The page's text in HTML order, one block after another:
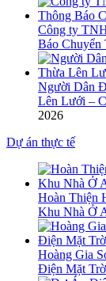
Công ty
Báo Chuyển
Người Dân
Lên Lưới –
2026
Dự án thực tế
Hoàn Thiện
Khu Nhà Ở
Hoàng Gia
Điện Mặt